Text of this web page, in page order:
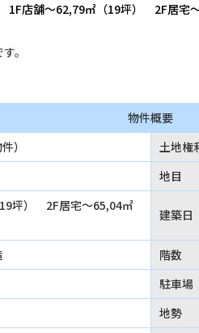
1F店舗～62,79㎡（19坪） 2F居宅
。
物件概要
） 土地権
地目
坪） 2F居宅～65,04㎡
建築日
階数
駐車場
地勢